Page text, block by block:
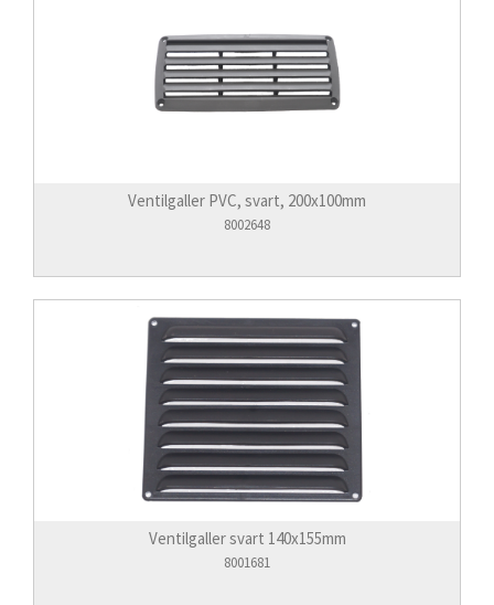
Ventilgaller PVC, svart, 200x100mm
8002648
Ventilgaller svart 140x155mm
8001681